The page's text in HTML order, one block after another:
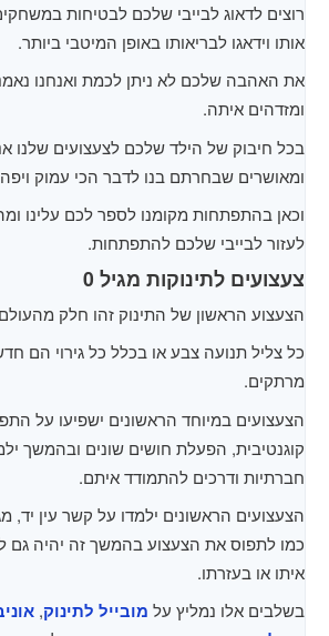
רוצים לדאוג לבייבי שלכם לבטיחות
אותו וידאגו לבריאותו באופן המיטבי ביותר.
את האהבה שלכם לא ניתן לכמת ואנחנו
ומזדהים איתה.
בכל חיבוק של הילד שלכם לצעצועים שלנו
ומאושרים שבחרתם בנו לדבר הכי עמוק
וכאן בהתפתחות מקומנו לספר לכם עלינו
לעזור לבייבי שלכם להתפתחות.
צעצועים לתינוקות מגיל 0
הצעצוע הראשון של התינוק זהו חלק
כל צליל תנועה צבע או בכלל כל גירוי הם
מרתקים.
הצעצועים במיוחד הראשונים ישפיעו על
קוגנטיבית, הפעלת חושים שונים ובהמשך
חברתיות ודרכים להתמודד איתם.
הצעצועים הראשונים ילמדו על קשר עין יד,
כמו לתפוס את הצעצוע בהמשך זה יהיה גם
איתו או בעזרתו.
בשלבים אלו נמליץ על מובייל לתינוק,